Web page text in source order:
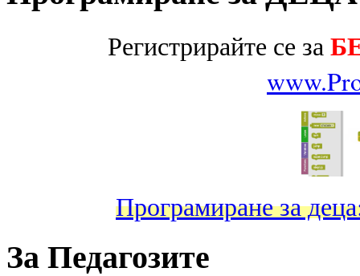
Регистрирайте се за
Програмиране за
За Педагозите